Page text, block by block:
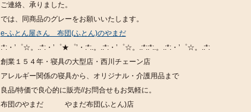
ご連絡、承りました。
では、同商品のグレーをお願いいたします。
e-ふとん屋さん 布団(ふとん)のやまだ
:*:・’゜☆。.:*:・’゜★゜’・:*:.。.:*:・’゜☆。.:*::*:.。.:*:・’゜☆。.:*:
創業１５４年・寝具の大型店・西川チェーン店
アレルギー関係の寝具から、オリジナル・介護用品まで
良品/特価で良心的に販売//お問合せもお気軽に。
布団のやまだ やまだ布団(ふとん)店